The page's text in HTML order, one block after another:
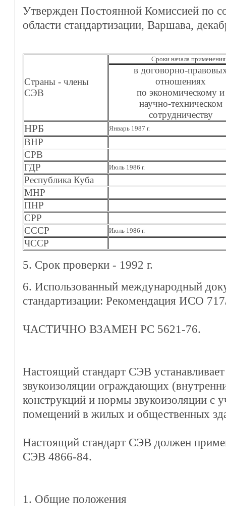
Утвержден Постоянной Комиссией по
области стандартизации, Варшава,
Страны - члены
СЭВ
Сроки начала
в договорно-
отношениях
по экономическому и
научно-техническом
сотрудничеству
НРБ Январь 1987 г.
ВНР
СРВ
ГДР
Июль 1986 г.
Республика Куба
МНР
ПНР
СРР
СССР
Июль 1986 г.
ЧССР
5. Срок проверки - 1992 г.
6. Использованный международный
стандартизации: Рекомендация ИСО
ЧАСТИЧНО ВЗАМЕН РС 5621-76.
Настоящий стандарт СЭВ
звукоизоляции ограждающих
конструкций и нормы звукоизоляции с
помещений в жилых и общественных
Настоящий стандарт СЭВ должен
СЭВ 4866-84.
1. Общие положения